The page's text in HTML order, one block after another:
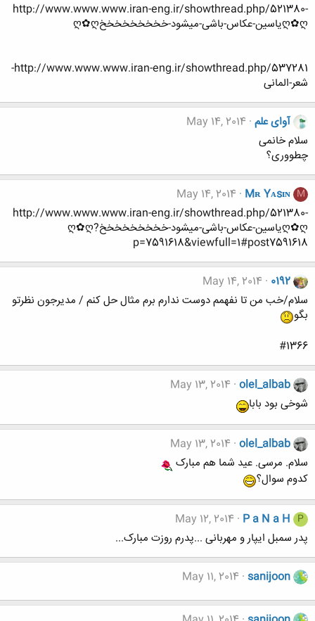
http://www.www.www.iran-eng.ir/showthread.php/521380-
ღ✿ღیاسین-عکاس-باشی-میشود-خخخخخخخخخღ✿ღ
http://www.www.www.iran-eng.ir/showthread.php/537281-
شعر-المانی
آوای علم May 14, 2014
سلام خانمی
چطووری؟
M
Mʀ Yᴀsɪɴ
May 14, 2014
http://www.www.www.iran-eng.ir/showthread.php/521380-
ღ✿ღیاسین-عکاس-باشی-میشود-خخخخخخخخخღ✿ღ?
p=7591618&viewfull=1#post7591618
0192
May 14, 2014
سلام/خب من تا نفهمم دوست ندارم برم مثال حل کنم / مدیرجون نظرتو
بگو
#1366
olel_albab
May 13, 2014
شوخی بود بابا
olel_albab
May 13, 2014
سلام. مرسی. عید شما هم مبارک
کدوم سوال؟
P
P a N a H
May 12, 2014
پدر سمبل ایپار و مهربانی ...پدرم روزت مبارک...
sanijoon
May 11, 2014